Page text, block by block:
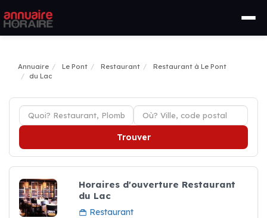
Annuaire Le Pont Restaurant
Restaurant à Le Pont
du Lac
Trouver
Horaires d'ouverture Restaurant
du Lac
Restaurant